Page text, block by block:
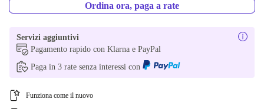
Ordina ora, paga a rate
Servizi aggiuntivi
Pagamento rapido con Klarna e PayPal
Paga in 3 rate senza interessi con
Funziona come il nuovo